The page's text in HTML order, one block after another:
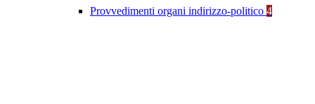
Provvedimenti organi indirizzo-politico 4